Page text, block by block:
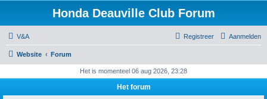
Honda Deauville Club Forum
V&A Aanmelden
Registreer
Website Forum
Het is momenteel 06 aug 2026, 23:28
Het forum